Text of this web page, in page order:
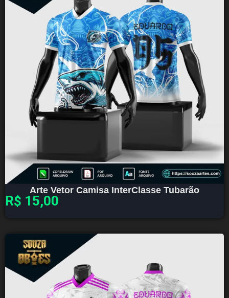
Arte Vetor Camisa InterClasse Tubarão
R$ 15,00